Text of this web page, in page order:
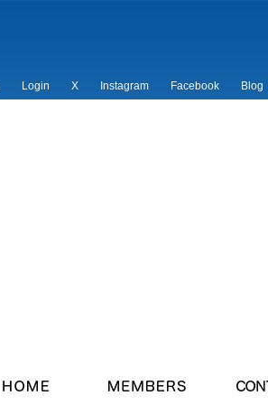
Login X Instagram Facebook Blog